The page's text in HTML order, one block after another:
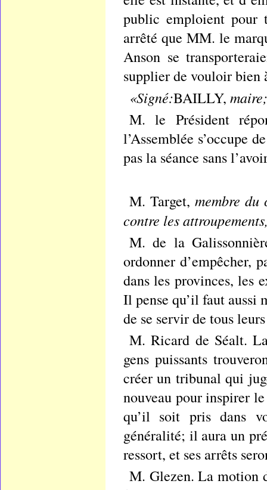
public emploient pour
arrêté que MM. le
Anson se
supplier de vouloir bien
«Signé:BAILLY, maire;
M. le Président
l’Assemblée s’occupe
pas la séance sans
M. Target,membre
contre les
M. de la
ordonner d’empêcher,
dans les provinces, les
Il pense qu’il faut
de se servir de tous
M. Ricard de Séalt.
gens puissants
créer un tribunal qui
nouveau pour inspirer
qu’il soit pris dans
généralité; il aura un
ressort, et ses arrêts
M. Glezen. La motion